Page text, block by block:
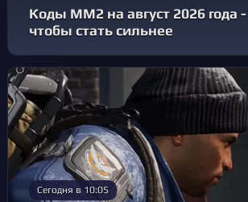
Коды MM2 на август 2026 года
чтобы стать сильнее
Сегодня в 10:05